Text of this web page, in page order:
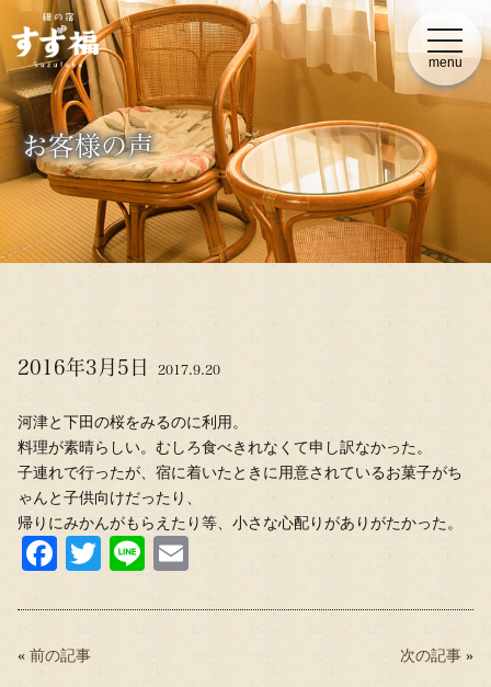
t
o
g
g
l
a
i
o
menu
お客様の声
2016年3月5日 2017.9.20
河津と下田の桜をみるのに利用。
料理が素晴らしい。むしろ食べきれなくて申し訳なかった。
子連れで行ったが、宿に着いたときに用意されているお菓子がち
ゃんと子供向けだったり、
帰りにみかんがもらえたり等、小さな心配りがありがたかった。
Fa
bo
ok
T
tte
Li
ail
« 前の記事 次の記事 »